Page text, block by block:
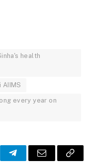
health
every year on
TelegramEmail Copy